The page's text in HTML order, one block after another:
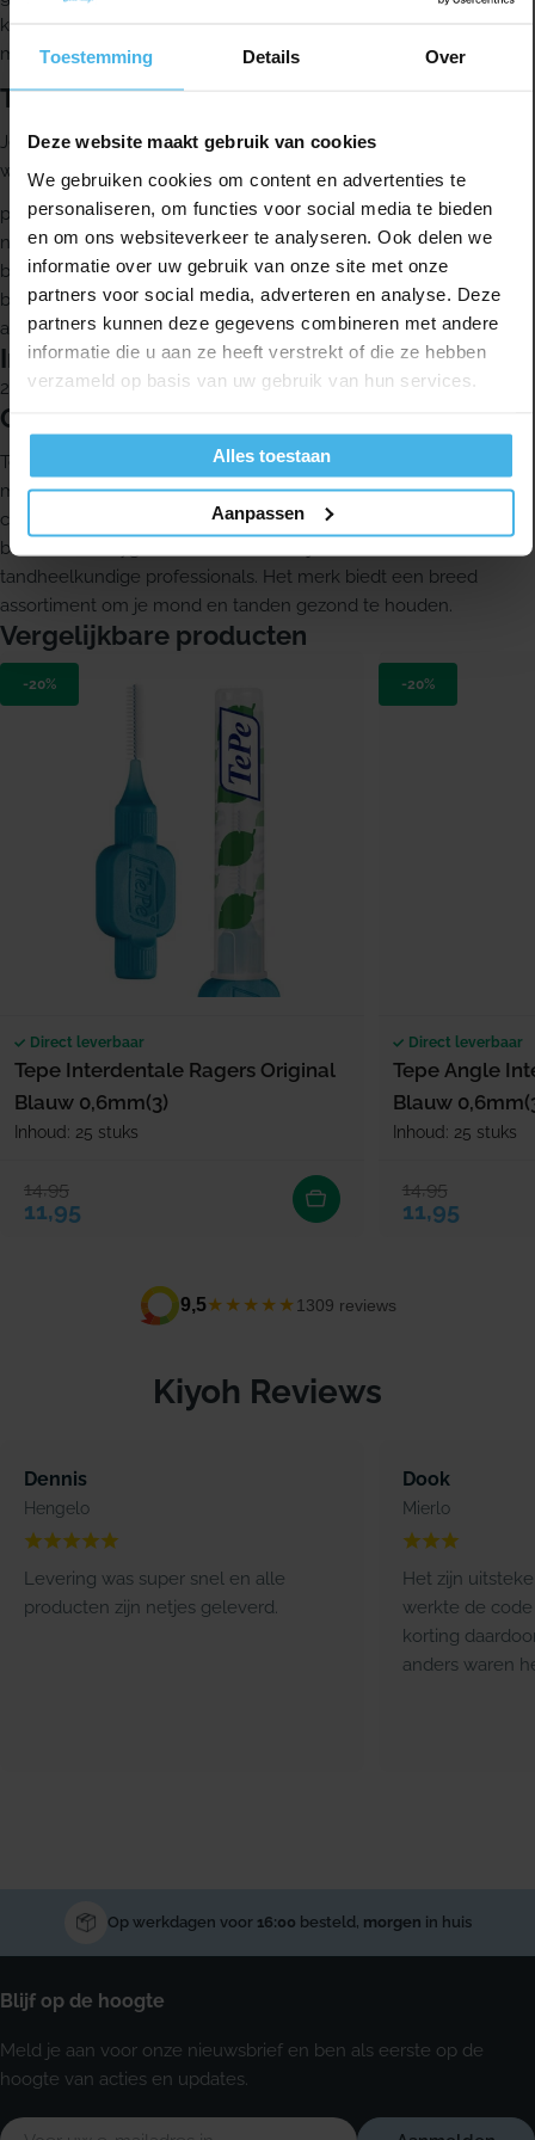
Toestemming Details Over
Deze website maakt gebruik van cookies
We gebruiken cookies om content en advertenties te
personaliseren, om functies voor social media te bieden
en om ons websiteverkeer te analyseren. Ook delen we
informatie over uw gebruik van onze site met onze
partners voor social media, adverteren en analyse. Deze
partners kunnen deze gegevens combineren met andere
informatie die u aan ze heeft verstrekt of die ze hebben
verzameld op basis van uw gebruik van hun services.
Alles toestaan
Aanpassen
kleurgecodeerd. Deze blauwe variant heeft een maat van 0,6
mm.
Toepassingsvoorbeelden
Je kunt deze zachte ragers gebruiken in verschillende situaties
waarbij extra mildheid prettig is:
postoperatief
na professionele gebitsreiniging
bij periimplantitis en mucositis
bij gevoelige tandhalzen
als je de voorkeur geeft aan een zachtere rager
Inhoud
25 stuks per verpakking
Over TePe
TePe is een familiebedrijf uit Zweden dat sinds 1965
mondhygiëneproducten produceert. De missie van TePe is: "We
care for healthy smiles". TePe ontwikkelt producten voor een
betere mondhygiëne en werkt daarbij samen met
tandheelkundige professionals. Het merk biedt een breed
assortiment om je mond en tanden gezond te houden.
Vergelijkbare producten
-20%
Direct leverbaar
Tepe Interdentale Ragers Original
Blauw 0,6mm(3)
Inhoud: 25 stuks
Verkoopprijs
11,95
Normale prijs
14,95
-20%
Direct leverbaar
Tepe Angle
Blauw
Inhoud: 25 stuks
Verkoopprijs
11,95
Normale prijs
14,95
9,5★★★★★ 1309 reviews
Kiyoh Reviews
Dennis
Hengelo
Levering was super snel en alle
producten zijn netjes geleverd.
Dook
Mierlo
Het zijn
werkte de code
korting
anders waren
Op werkdagen voor 16:00 besteld, morgen in huis
Blijf op de hoogte
Meld je aan voor onze nieuwsbrief en ben als eerste op de
hoogte van acties en updates.
E-